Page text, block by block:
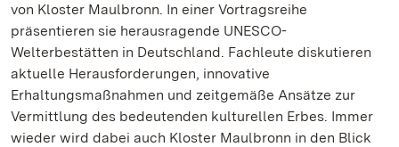
von Kloster Maulbronn. In einer Vortragsreihe
präsentieren sie herausragende UNESCO-
Welterbestätten in Deutschland. Fachleute diskutieren
aktuelle Herausforderungen, innovative
Erhaltungsmaßnahmen und zeitgemäße Ansätze zur
Vermittlung des bedeutenden kulturellen Erbes. Immer
wieder wird dabei auch Kloster Maulbronn in den Blick